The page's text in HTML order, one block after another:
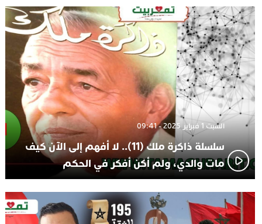
14:37الاعلامي حسن فاتح.. لهذا السبب يرفض بعض لاعبوا المنتخب
تعيين السكتيوي
السبت 1 فبراير 2025 - 09:41
سلسلة ذاكرة ملك (11).. لا أفهم إلى الآن كيف
مات والدي، ولم أكن أفكر في الحكم